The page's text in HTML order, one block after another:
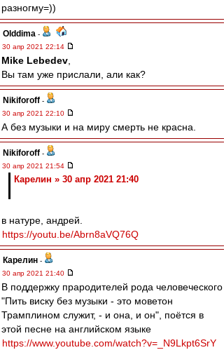
разногму=))
Olddima -
30 апр 2021 22:14
Mike Lebedev
Вы там уже прислали, али как?
Nikiforoff -
30 апр 2021 22:10
А без музыки и на миру смерть не красна.
Nikiforoff -
30 апр 2021 21:54
Карелин » 30 апр 2021 21:40
в натуре, андрей.
https://youtu.be/Abrn8aVQ76Q
Карелин -
30 апр 2021 21:40
В поддержку прародителей рода человеческого
"Пить виску без музыки - это моветон
Трамплином служит, - и она, и он", поётся в
этой песне на английском языке
https://www.youtube.com/watch?v=_N9Lkpt6SrY